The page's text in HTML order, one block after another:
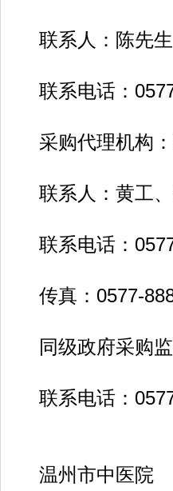
联系人：陈先生
联系电话：
采购代理机构：
联系人：黄工、
联系电话：
传真：0577-
同级政府采购监
联系电话：
温州市中医院